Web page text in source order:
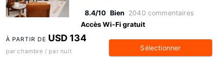
8.4/10 Bien 2040 commentaires
Accès Wi-Fi gratuit
À PARTIR DE USD 134
par chambre / par nuit Sélectionner